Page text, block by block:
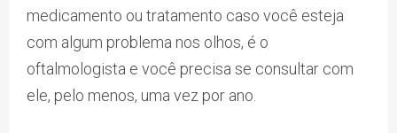
medicamento ou tratamento caso você esteja
com algum problema nos olhos, é o
oftalmologista e você precisa se consultar com
ele, pelo menos, uma vez por ano.